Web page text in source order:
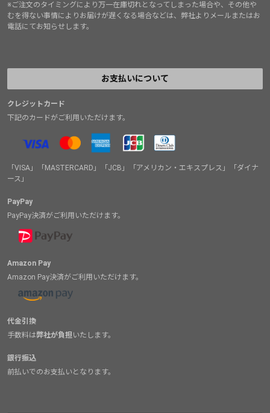
※ご注文のタイミングにより万一在庫切れとなってしまった場合や、その他や
むを得ない事情によりお届けが遅くなる場合などは、弊社よりメールまたはお
電話にてお知らせします。
お支払いについて
クレジットカード
下記のカードがご利用いただけます。
「VISA」「MASTERCARD」「JCB」「アメリカン・エキスプレス」「ダイナ
ース」
PayPay
PayPay決済がご利用いただけます。
Amazon Pay
Amazon Pay決済がご利用いただけます。
代金引換
手数料は弊社が負担いたします。
銀行振込
前払いでのお支払いとなります。